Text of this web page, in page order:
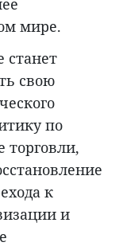
мире.
станет
свою
по
к
и